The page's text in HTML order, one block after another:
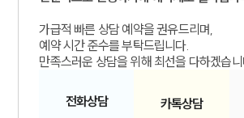
가급적 빠른 상담 예약을 권유드리며,
예약 시간 준수를 부탁드립니다.
만족스러운 상담을 위해 최선을 다하겠습니
전화상담 카톡상담